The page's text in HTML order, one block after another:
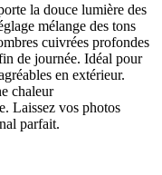
la douce lumière des
mélange des tons
cuivrées profondes
de journée. Idéal pour
en extérieur.
chaleur
Laissez vos photos
parfait.